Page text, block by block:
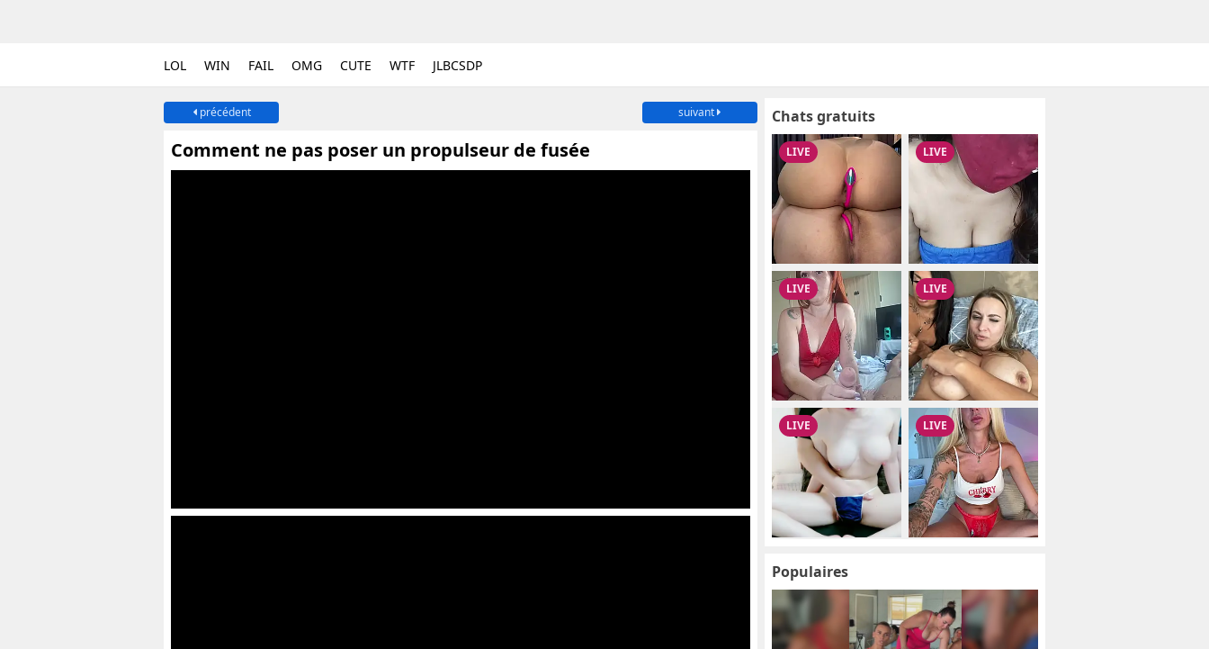
LOL WIN FAIL OMG CUTE WTF JLBCSDP
précédent suivant
Comment ne pas poser un propulseur de fusée
Chats gratuits
Populaires